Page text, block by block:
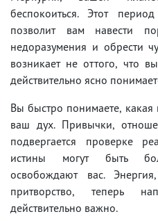
беспокоиться. Этот
позволит вам навести
недоразумения и обрести
возникает не оттого, что
действительно ясно
Вы быстро понимаете, какая
ваш дух. Привычки,
подвергается проверке
истины могут быть
освобождают вас.
притворство, теперь
действительно важно.